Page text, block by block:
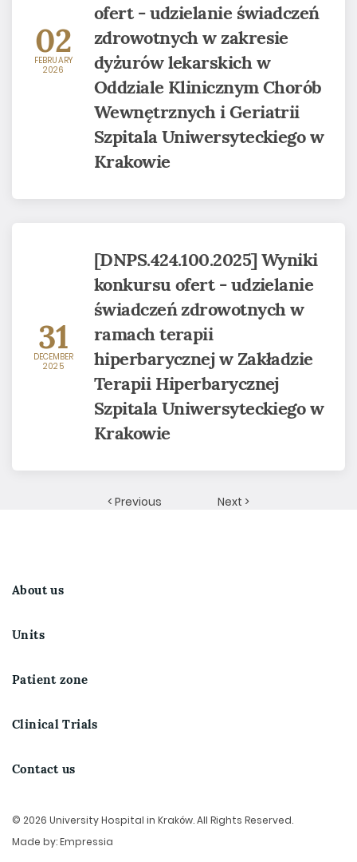
02
FEBRUARY
2026
ofert - udzielanie świadczeń
zdrowotnych w zakresie
dyżurów lekarskich w
Oddziale Klinicznym Chorób
Wewnętrznych i Geriatrii
Szpitala Uniwersyteckiego w
Krakowie
31
DECEMBER
2025
[DNPS.424.100.2025] Wyniki
konkursu ofert - udzielanie
świadczeń zdrowotnych w
ramach terapii
hiperbarycznej w Zakładzie
Terapii Hiperbarycznej
Szpitala Uniwersyteckiego w
Krakowie
< Previous Next >
About us
Units
Patient zone
Clinical Trials
Contact us
© 2026 University Hospital in Kraków. All Rights Reserved.
Made by:Empressia